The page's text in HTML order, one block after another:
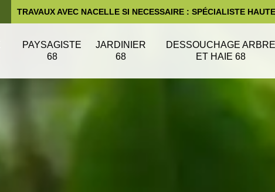
TRAVAUX AVEC NACELLE SI NECESSAIRE : SPÉCIALISTE
PAYSAGISTE
68
JARDINIER
68
DESSOUCHAGE ARBRE
ET HAIE 68